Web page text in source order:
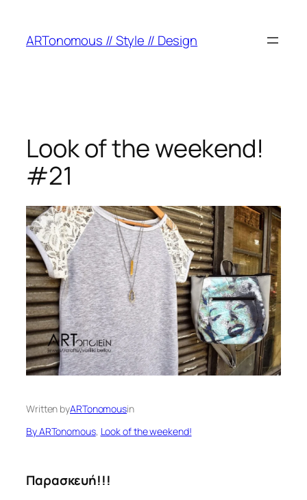
ARTonomous // Style // Design
Look of the weekend!
#21
Written byARTonomousin
By ARTonomous, Look of the weekend!
Παρασκευή!!!